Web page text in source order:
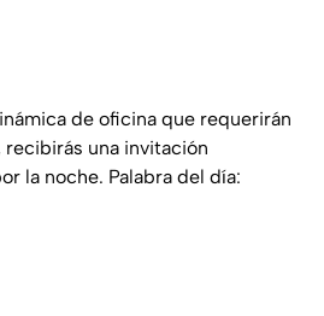
de oficina que requerirán
recibirás una invitación
la noche. Palabra del día: